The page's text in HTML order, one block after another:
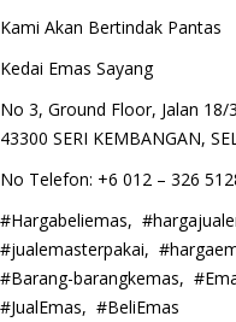
Kami Akan Bertindak Pantas
Kedai Emas Sayang
No 3, Ground Floor, Jalan 18/
43300 SERI KEMBANGAN,
No Telefon: +6 012 – 326
#Hargabeliemas,
#jualemasterpakai,
#Barang-barangkemas,
#JualEmas, #BeliEmas